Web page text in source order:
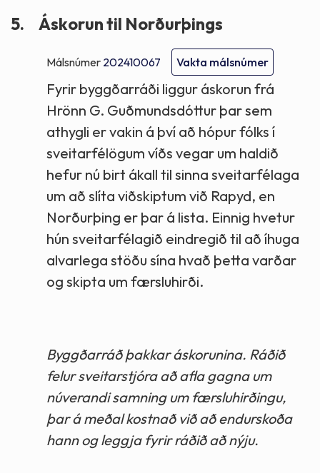
5. Áskorun til Norðurþings
Málsnúmer 202410067 Vakta málsnúmer
Fyrir byggðarráði liggur áskorun frá
Hrönn G. Guðmundsdóttur þar sem
athygli er vakin á því að hópur fólks í
sveitarfélögum víðs vegar um haldið
hefur nú birt ákall til sinna sveitarfélaga
um að slíta viðskiptum við Rapyd, en
Norðurþing er þar á lista. Einnig hvetur
hún sveitarfélagið eindregið til að íhuga
alvarlega stöðu sína hvað þetta varðar
og skipta um færsluhirði.
Byggðarráð þakkar áskorunina. Ráðið
felur sveitarstjóra að afla gagna um
núverandi samning um færsluhirðingu,
þar á meðal kostnað við að endurskoða
hann og leggja fyrir ráðið að nýju.